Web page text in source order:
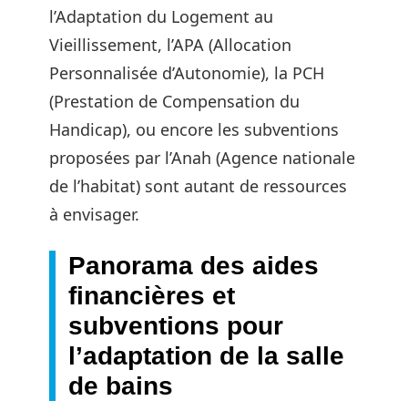
l’Adaptation du Logement au
Vieillissement, l’APA (Allocation
Personnalisée d’Autonomie), la PCH
(Prestation de Compensation du
Handicap), ou encore les subventions
proposées par l’Anah (Agence nationale
de l’habitat) sont autant de ressources
à envisager.
Panorama des aides
financières et
subventions pour
l’adaptation de la salle
de bains